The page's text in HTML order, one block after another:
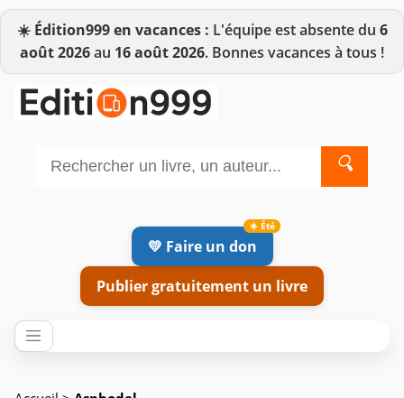
☀️ Édition999 en vacances : L'équipe est absente du 6
août 2026au 16 août 2026. Bonnes vacances à tous !
🔍
💛 Faire un don
Publier gratuitement un livre